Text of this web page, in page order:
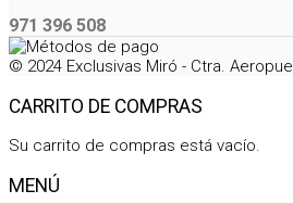
971 396 508
© 2024 Exclusivas Miró - Ctra.
CARRITO DE COMPRAS
Su carrito de compras está vacío.
MENÚ